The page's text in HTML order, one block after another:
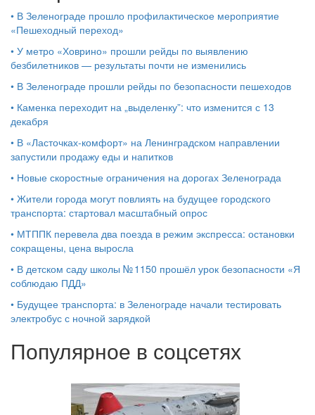
• В Зеленограде прошло профилактическое мероприятие
«Пешеходный переход»
• У метро «Ховрино» прошли рейды по выявлению
безбилетников — результаты почти не изменились
• В Зеленограде прошли рейды по безопасности пешеходов
• Каменка переходит на „выделенку”: что изменится с 13
декабря
• В «Ласточках‑комфорт» на Ленинградском направлении
запустили продажу еды и напитков
• Новые скоростные ограничения на дорогах Зеленограда
• Жители города могут повлиять на будущее городского
транспорта: стартовал масштабный опрос
• МТППК перевела два поезда в режим экспресса: остановки
сокращены, цена выросла
• В детском саду школы № 1150 прошёл урок безопасности «Я
соблюдаю ПДД»
• Будущее транспорта: в Зеленограде начали тестировать
электробус с ночной зарядкой
Популярное в соцсетях